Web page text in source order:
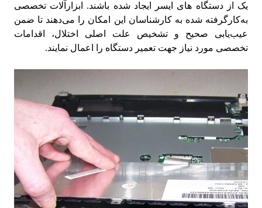
یک از دستگاه های ایسر ایجاد شده باشند. ابزارآلات تخصصی
به‌کارگرفته شده به کارشناسان این امکان را می‌دهند تا ضمن
عیب‌یابی صحیح و تشخیص علت اصلی اختلال، اقدامات
تخصصی مورد نیاز جهت تعمیر دستگاه را اعمال نمایند.